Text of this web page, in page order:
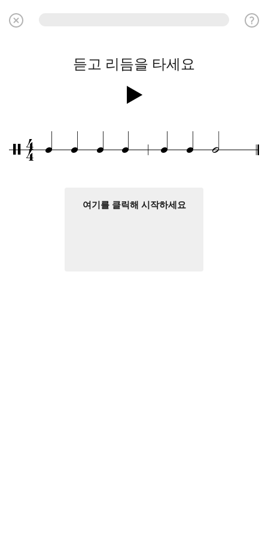
듣고 리듬을 타세요
/4
4 q q q q q q h
여기를 클릭해 시작하세요